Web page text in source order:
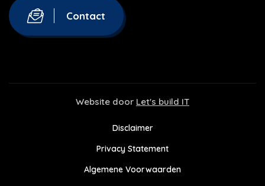
Contact
Website door Let's build IT
Disclaimer
Privacy Statement
Algemene Voorwaarden